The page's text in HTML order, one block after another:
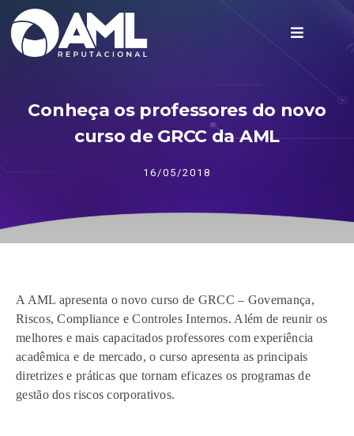
Conheça os professores do novo
curso de GRCC da AML
16/05/2018
A AML apresenta o novo curso de GRCC – Governança,
Riscos, Compliance e Controles Internos. Além de reunir os
melhores e mais capacitados professores com experiência
acadêmica e de mercado, o curso apresenta as principais
diretrizes e práticas que tornam eficazes os programas de
gestão dos riscos corporativos.